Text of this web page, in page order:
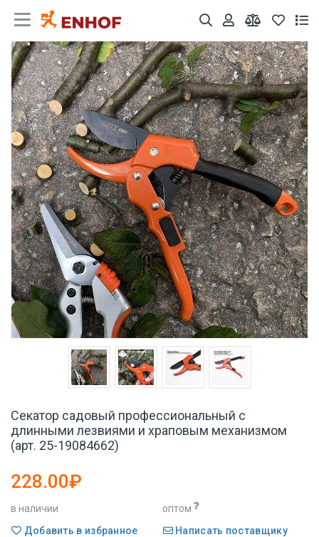
Секатор садовый профессиональный с
длинными лезвиями и храповым механизмом
(арт. 25-19084662)
228.00₽
в наличии
оптом
Добавить в избранное
Написать поставщику